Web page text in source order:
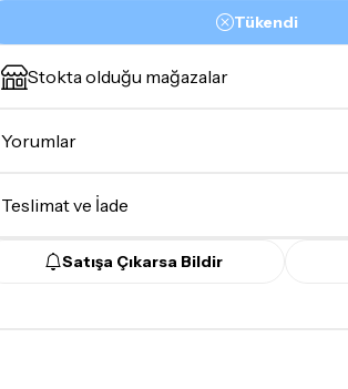
Tükendi
Stokta olduğu mağazalar
Yorumlar
Teslimat ve İade
Teslimat Koşulları
Satışa Çıkarsa Bildir